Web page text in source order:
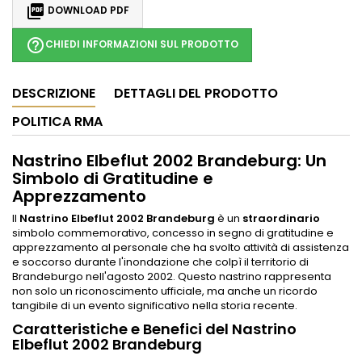
 DOWNLOAD PDF
help_outlineCHIEDI INFORMAZIONI SUL PRODOTTO
DESCRIZIONE
DETTAGLI DEL PRODOTTO
POLITICA RMA
Nastrino Elbeflut 2002 Brandeburg: Un
Simbolo di Gratitudine e
Apprezzamento
Il Nastrino Elbeflut 2002 Brandeburg è un straordinario
simbolo commemorativo, concesso in segno di gratitudine e
apprezzamento al personale che ha svolto attività di assistenza
e soccorso durante l'inondazione che colpì il territorio di
Brandeburgo nell'agosto 2002. Questo nastrino rappresenta
non solo un riconoscimento ufficiale, ma anche un ricordo
tangibile di un evento significativo nella storia recente.
Caratteristiche e Benefici del Nastrino
Elbeflut 2002 Brandeburg